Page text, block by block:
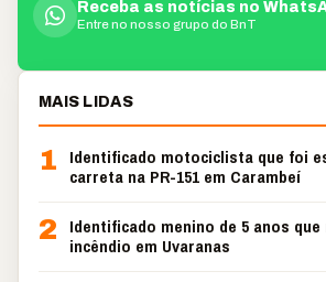
Receba as notícias no
Entre no nosso grupo do BnT
MAIS LIDAS
1
Identificado motociclista que foi
carreta na PR-151 em Carambeí
2
Identificado menino de 5 anos
incêndio em Uvaranas